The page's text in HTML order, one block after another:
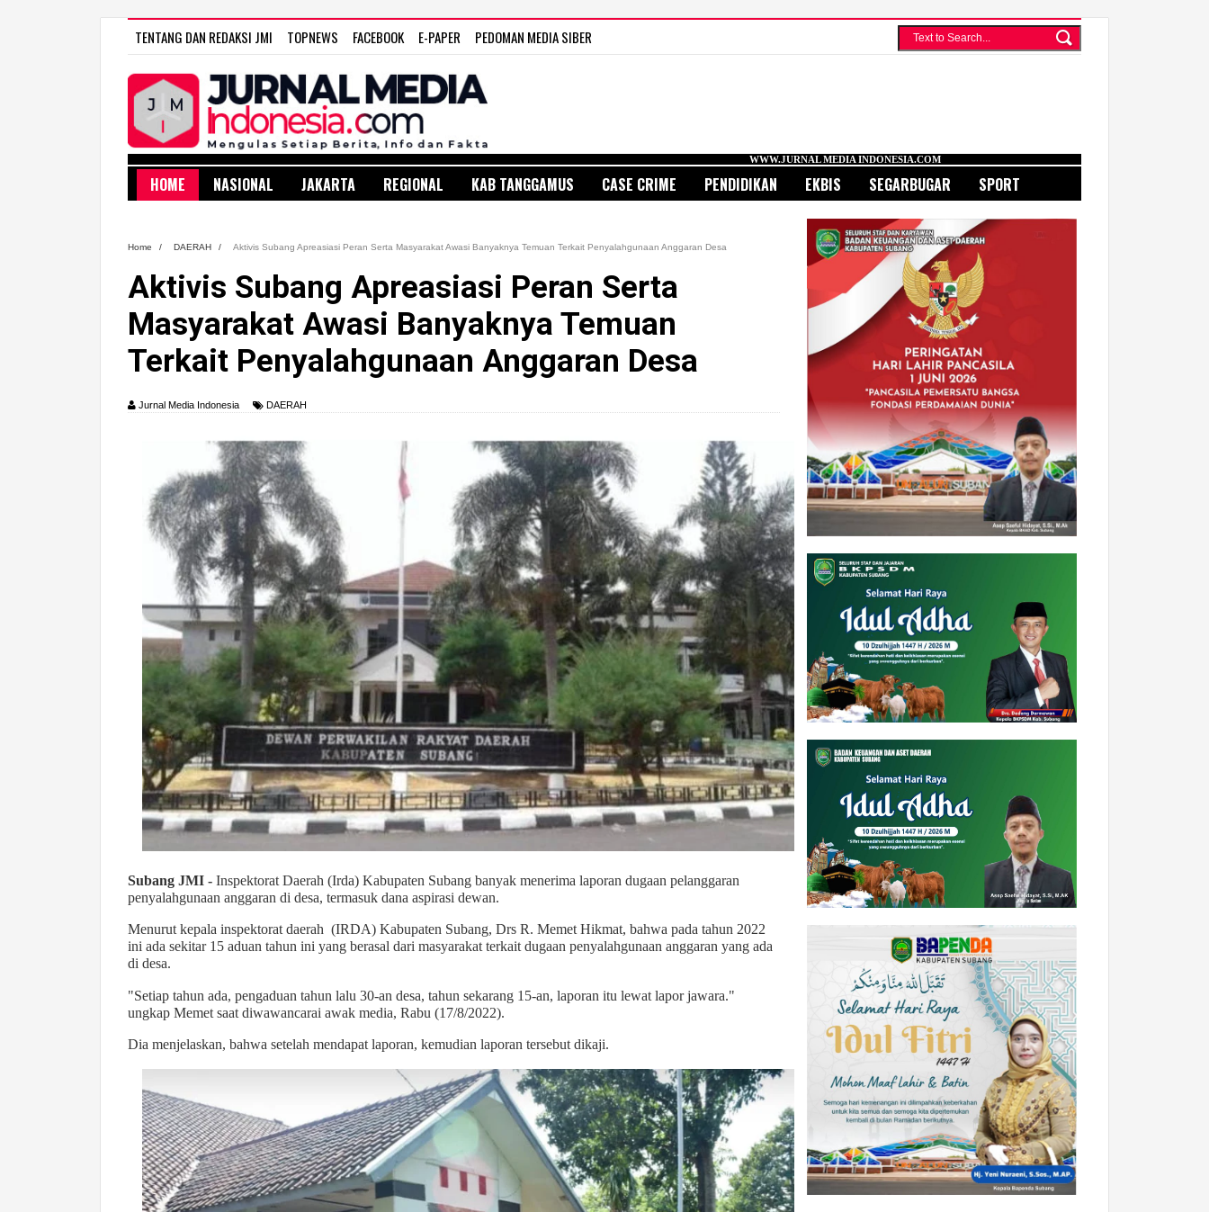
TENTANG DAN REDAKSI JMI TOPNEWS FACEBOOK E-PAPER PEDOMAN MEDIA SIBER
WWW.JURNAL MEDIA INDONESIA.COM
HOME NASIONAL JAKARTA REGIONAL KAB TANGGAMUS CASE CRIME PENDIDIKAN EKBIS SEGARBUGAR SPORT
Home / DAERAH / Aktivis Subang Apreasiasi Peran Serta Masyarakat Awasi Banyaknya Temuan Terkait Penyalahgunaan Anggaran Desa
Aktivis Subang Apreasiasi Peran Serta
Masyarakat Awasi Banyaknya Temuan
Terkait Penyalahgunaan Anggaran Desa
Jurnal Media Indonesia DAERAH
Subang JMI - Inspektorat Daerah (Irda) Kabupaten Subang banyak menerima laporan dugaan pelanggaran
penyalahgunaan anggaran di desa, termasuk dana aspirasi dewan.
Menurut kepala inspektorat daerah (IRDA) Kabupaten Subang, Drs R. Memet Hikmat, bahwa pada tahun 2022
ini ada sekitar 15 aduan tahun ini yang berasal dari masyarakat terkait dugaan penyalahgunaan anggaran yang ada
di desa.
"Setiap tahun ada, pengaduan tahun lalu 30-an desa, tahun sekarang 15-an, laporan itu lewat lapor jawara."
ungkap Memet saat diwawancarai awak media, Rabu (17/8/2022).
Dia menjelaskan, bahwa setelah mendapat laporan, kemudian laporan tersebut dikaji.